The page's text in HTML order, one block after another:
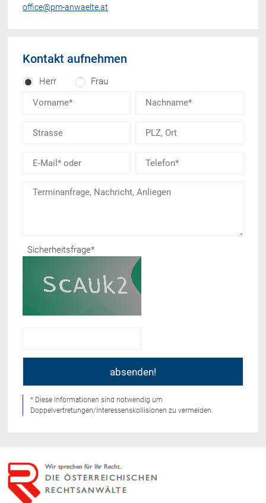
office@pm-anwaelte.at
Kontakt aufnehmen
Herr Frau
Sicherheitsfrage*
* Diese Informationen sind notwendig um
Doppelvertretungen/Interessenskollisionen zu vermeiden.